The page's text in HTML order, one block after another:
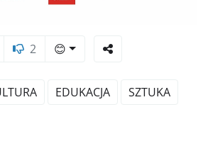
2 😊
EDUKACJA
SZTUKA